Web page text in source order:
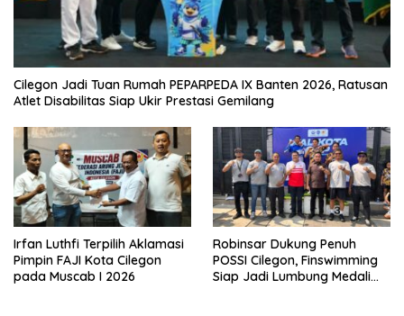
Cilegon Jadi Tuan Rumah PEPARPEDA IX Banten 2026, Ratusan
Atlet Disabilitas Siap Ukir Prestasi Gemilang
Irfan Luthfi Terpilih Aklamasi
Pimpin FAJI Kota Cilegon
pada Muscab I 2026
Robinsar Dukung Penuh
POSSI Cilegon, Finswimming
Siap Jadi Lumbung Medali